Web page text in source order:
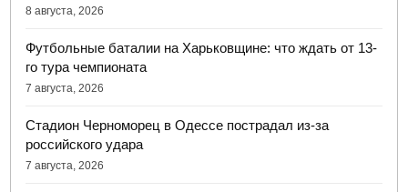
8 августа, 2026
Футбольные баталии на Харьковщине: что ждать от 13-
го тура чемпионата
7 августа, 2026
Стадион Черноморец в Одессе пострадал из-за
российского удара
7 августа, 2026